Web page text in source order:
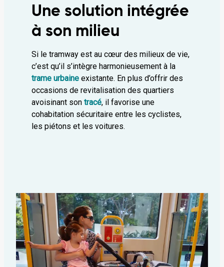
Une solution intégrée
à son milieu
Si le tramway est au cœur des milieux de vie,
c’est qu’il s’intègre harmonieusement à la
trame urbaineexistante. En plus d’offrir des
occasions de revitalisation des quartiers
avoisinant son tracé, il favorise une
cohabitation sécuritaire entre les cyclistes,
les piétons et les voitures.
Qu’est-
ce
qu’un
tramway?